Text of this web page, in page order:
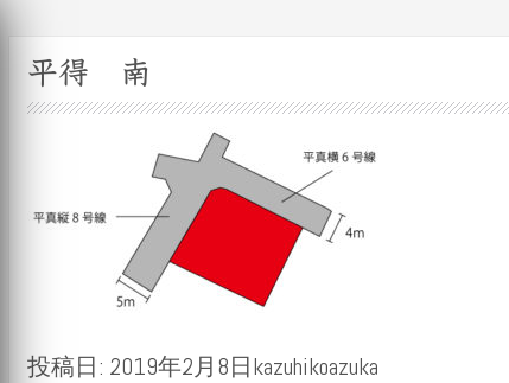
平得 南
投稿日: 2019年2月8日kazuhikoazuka